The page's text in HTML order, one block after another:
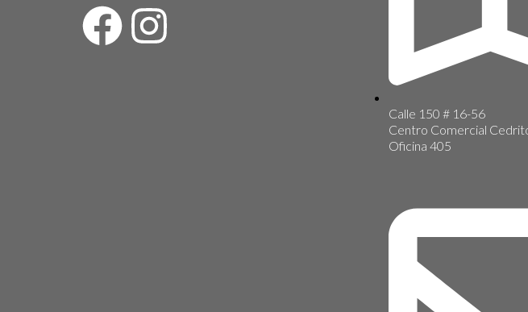
Calle 150 # 16-56
Centro Comercial
Oficina 405